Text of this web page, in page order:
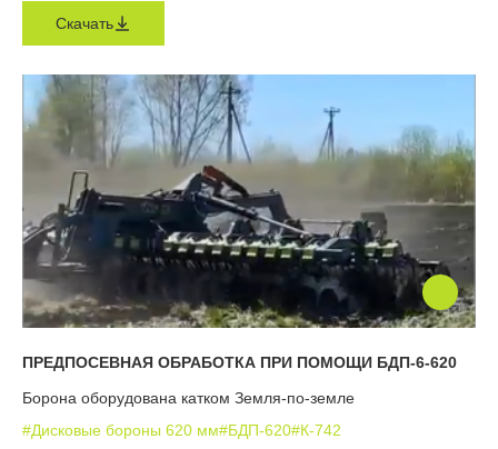
Скачать
ПРЕДПОСЕВНАЯ ОБРАБОТКА ПРИ ПОМОЩИ БДП-6-620
Борона оборудована катком Земля-по-земле
#Дисковые бороны 620 мм#БДП-620#К-742